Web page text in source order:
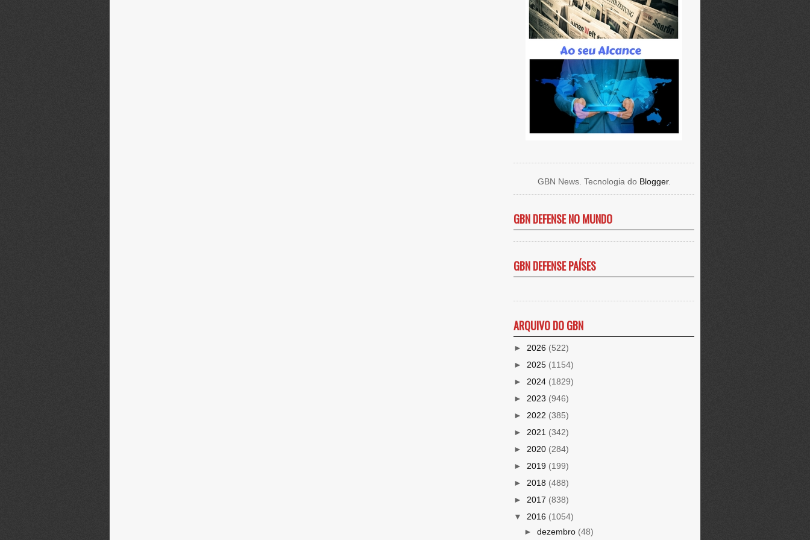
GBN News. Tecnologia do Blogger.
GBN DEFENSE NO MUNDO
GBN DEFENSE PAÍSES
ARQUIVO DO GBN
► 2026 (522)
► 2025 (1154)
► 2024 (1829)
► 2023 (946)
► 2022 (385)
► 2021 (342)
► 2020 (284)
► 2019 (199)
► 2018 (488)
► 2017 (838)
▼ 2016 (1054)
► dezembro (48)